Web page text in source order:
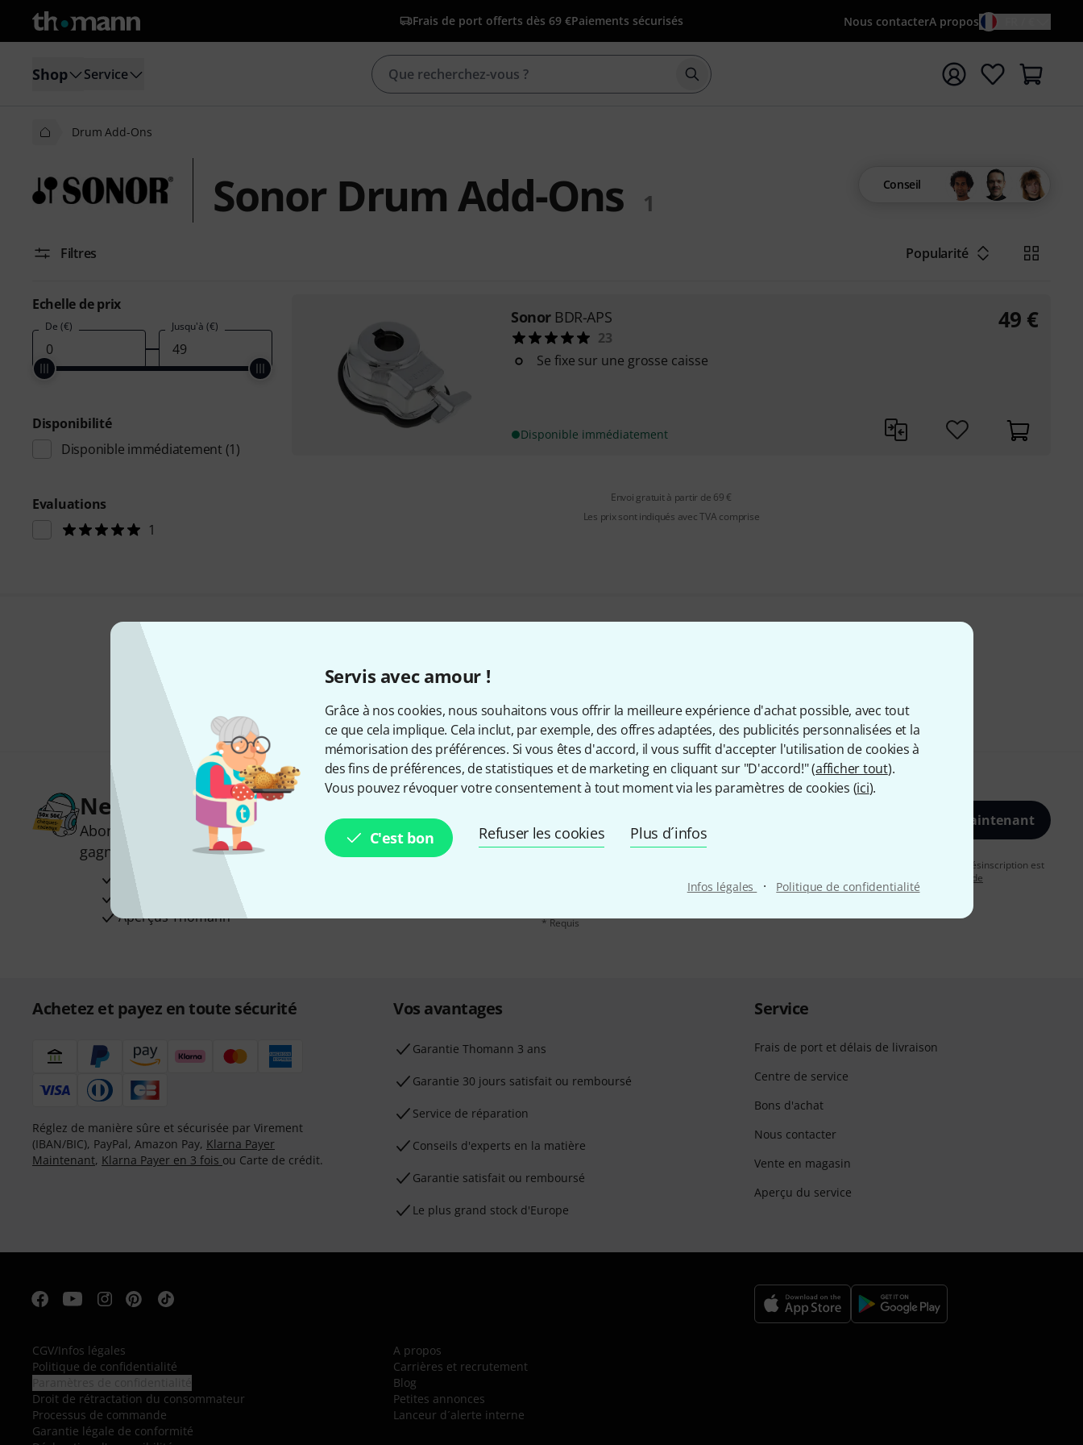
Servis avec amour !
Grâce à nos cookies, nous souhaitons vous offrir la meilleure expérience d'achat possible, avec tout
ce que cela implique. Cela inclut, par exemple, des offres adaptées, des publicités personnalisées et la
mémorisation des préférences. Si vous êtes d'accord, il vous suffit d'accepter l'utilisation de cookies à
des fins de préférences, de statistiques et de marketing en cliquant sur "D'accord!" (afficher tout).
Vous pouvez révoquer votre consentement à tout moment via les paramètres de cookies (ici).
C'est bon Refuser les cookies Plus d´infos
Infos légales · Politique de confidentialité
Frais de port offerts dès 69 €Paiements sécurisés Nous contacterA propos
Shop Service Démarrer la recherche avec le terme de recherche
Drum Add-Ons
Sonor Drum Add-Ons 1
Conseil
Filtres Popularité
Echelle de prix
De (€) Jusqu'à (€)
Disponibilité
Disponible immédiatement (1)
Evaluations
1
Sonor BDR-APS
23
Se fixe sur une grosse caisse
Disponible immédiatement
49 €
Envoi gratuit à partir de 69 €
Les prix sont indiqués avec TVA comprise
Partager
Newsletters Thomann
Abonnez-vous à la newsletter Thomann et, avec un peu de chance,
gagnez l'un des 50 bons d'achat d'une valeur de 50 € chacun!
Aperçus Thomann
S'inscrire maintenant
En cliquant sur "S'inscrire maintenant", vous acceptez de recevoir des publicités par e-mail. La désinscription est
Politique de
* Requis
Achetez et payez en toute sécurité
Réglez de manière sûre et sécurisée par Virement
(IBAN/BIC), PayPal, Amazon Pay, Klarna Payer
Maintenant, Klarna Payer en 3 fois ou Carte de crédit.
Vos avantages
Ga­ran­tie Thomann 3 ans
Garantie 30 jours satisfait ou remboursé
Service de réparation
Conseils d'experts en la matière
Garantie satisfait ou remboursé
Le plus grand stock d'Europe
Service
Frais de port et délais de livraison
Centre de service
Bons d'achat
Nous contacter
Vente en magasin
Aperçu du service
CGV/Infos légales
Politique de confidentialité
Droit de rétractation du consommateur
Processus de commande
Garantie légale de conformité
A propos
Carrières et recrutement
Blog
Petites annonces
Lanceur d´alerte interne